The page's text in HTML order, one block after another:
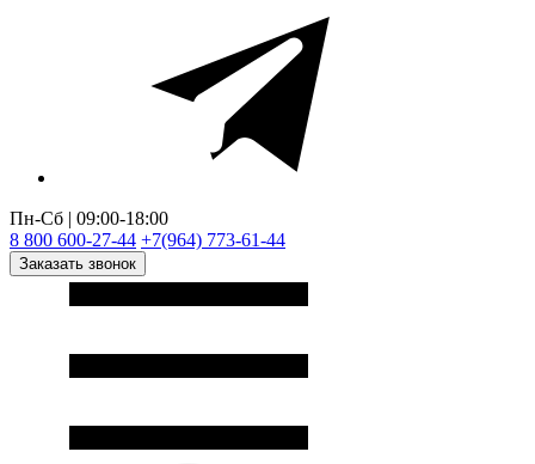
Пн-Сб | 09:00-18:00
8 800 600-27-44 +7(964) 773-61-44
Заказать звонок